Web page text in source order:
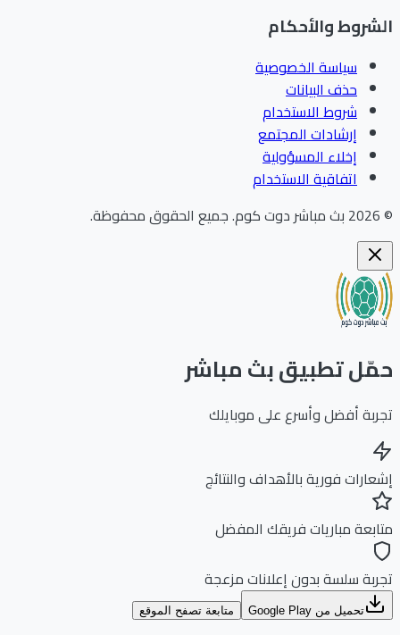
والأحكام
سياسة الخصوصية
حذف البيانات
شروط الاستخدام
إرشادات المجتمع
إخلاء المسؤولية
اتفاقية الاستخدام
بث مباشر دوت كوم.جميع الحقوق محفوظة.
تطبيق بث مباشر
أفضل وأسرع على موبايلك
فورية بالأهداف والنتائج
مباريات فريقك المفضل
سلسة بدون إعلانات مزعجة
تحميل من Google Play متابعة تصفح الموقع